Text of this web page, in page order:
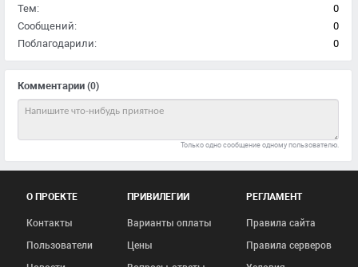
Комментарии (0)
Только одно сообщение одному пользователю.
Тем:
0
Сообщений:
0
Поблагодарили:
0
О ПРОЕКТЕ
Контакты
Пользователи
ПРИВИЛЕГИИ
Варианты оплаты
Цены
РЕГЛАМЕНТ
Правила сайта
Правила серверов